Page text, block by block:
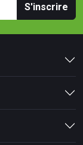
S'inscrire